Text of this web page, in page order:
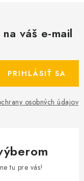
váš e-mail
osobných údajov
PRIHLÁSIŤ SA
tu pre vás!